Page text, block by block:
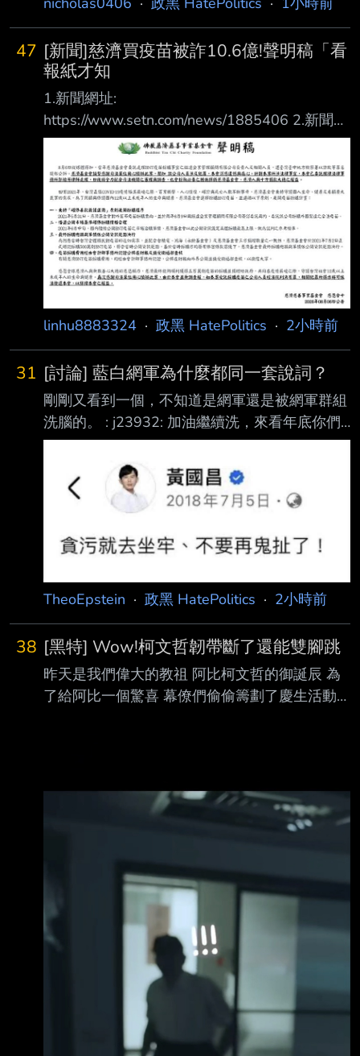
47 [新聞]慈濟買疫苗被詐10.6億!聲明稿「看
報紙才知
1.新聞網址:
https://www.setn.com/news/1885406 2.新聞來
源︰ 三立新聞 3.新聞標題︰ 慈濟買疫苗被詐
10.6億!聲明稿「看報紙才知道」醫師傻眼:太瞎
了 4.新聞內容︰ 編輯黃韻璇綜合報導 彰化律師
公會前理事長陳昱瑄與通緝犯李易儒，涉嫌利用
疫情期間全球疫苗短缺之際，佯 稱有管道可協
助慈濟基金會採購500萬劑BNT疫苗，進而詐取
高達3000萬美元（折合新台幣 約 10.6 億元）
的委任報酬，並將贓款透過人頭公司洗錢、大量
購買 158.8 公斤黃金（ 市價約 6.8 億元
linhu8883324 · 政黑 HatePolitics · 2小時前
31 [討論] 藍白網軍為什麼都同一套說詞？
剛剛又看到一個，不知道是網軍還是被網軍群組
洗腦的。 : j23932: 加油繼續洗，來看年底你們
會多慘 年底地方選舉民進黨穩輸，不是早就知
道的事了嗎？ 傅崐萁前科多成那樣，他跟他老
婆有可能落選嗎？ (政黑點) 會拿選舉結果來駁斥
傅崐萁沒罪沒前科的，除了藍白網軍我真的想不
到其他詞了。 選舉就是人民多數的選擇而已。
跟事實真相毫無關係啊。 難道蔣萬安不敢驗
哪怕一張選票嗎？ (政黑點) --
TheoEpstein · 政黑 HatePolitics · 2小時前
38 [黑特] Wow!柯文哲韌帶斷了還能雙腳跳
昨天是我們偉大的教祖 阿比柯文哲的御誕辰 為
了給阿比一個驚喜 幕僚們偷偷籌劃了慶生活動
右腳韌帶斷掉還能雙腳離地往上跳
http://i.imgur.com/MrDU64Y.jpg 絲毫不在乎落
事的男人！ 2028